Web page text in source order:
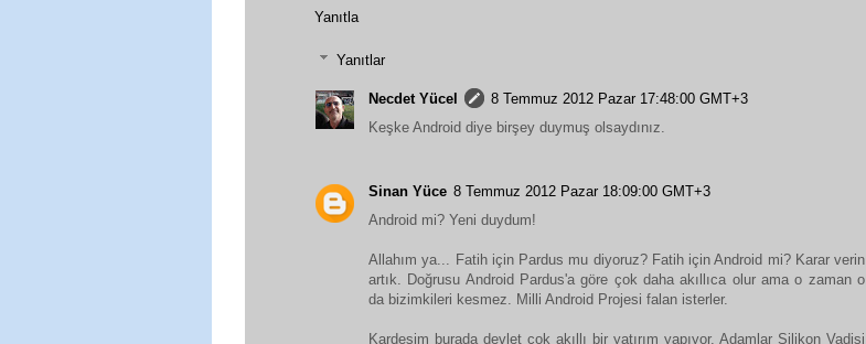
Yanıtla
Yanıtlar
Necdet Yücel
8 Temmuz 2012 Pazar 17:48:00 GMT+3
Keşke Android diye birşey duymuş olsaydınız.
Sinan Yüce 8 Temmuz 2012 Pazar 18:09:00 GMT+3
Android mi? Yeni duydum!
Allahım ya... Fatih için Pardus mu diyoruz? Fatih için Android mi? Karar verin
artık. Doğrusu Android Pardus'a göre çok daha akıllıca olur ama o zaman o
da bizimkileri kesmez. Milli Android Projesi falan isterler.
Kardeşim burada devlet çok akıllı bir yatırım yapıyor. Adamlar Silikon Vadisi